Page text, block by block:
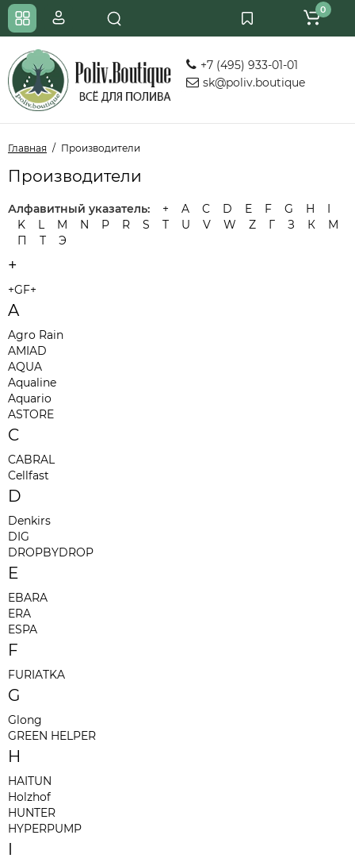
+7 (495) 933-01-01
sk@poliv.boutique
0
Главная Производители
Производители
Алфавитный указатель: + A C D E F G H
I
K
L M N P R S T U V W Z Г З К
М
П
Т Э
+
+GF+
A
Agro Rain
AMIAD
AQUA
Aqualine
Aquario
ASTORE
C
CABRAL
Cellfast
D
Denkirs
DIG
DROPBYDROP
E
EBARA
ERA
ESPA
F
FURIATKA
G
Glong
GREEN HELPER
H
HAITUN
Holzhof
HUNTER
HYPERPUMP
I